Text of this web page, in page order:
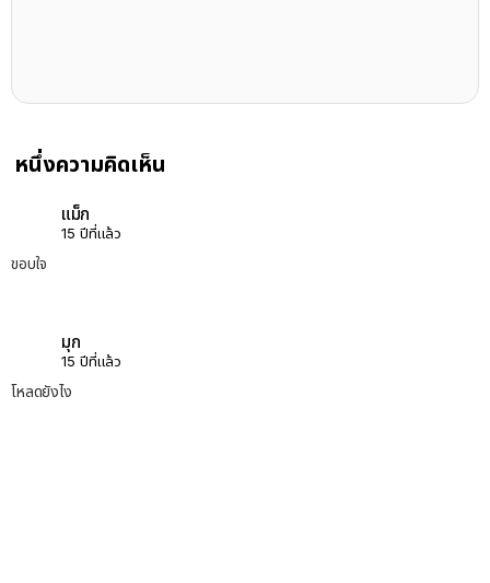
หนึ่งความคิดเห็น
แม็ก
15 ปีที่แล้ว
ขอบใจ
มุก
15 ปีที่แล้ว
โหลดยังไง